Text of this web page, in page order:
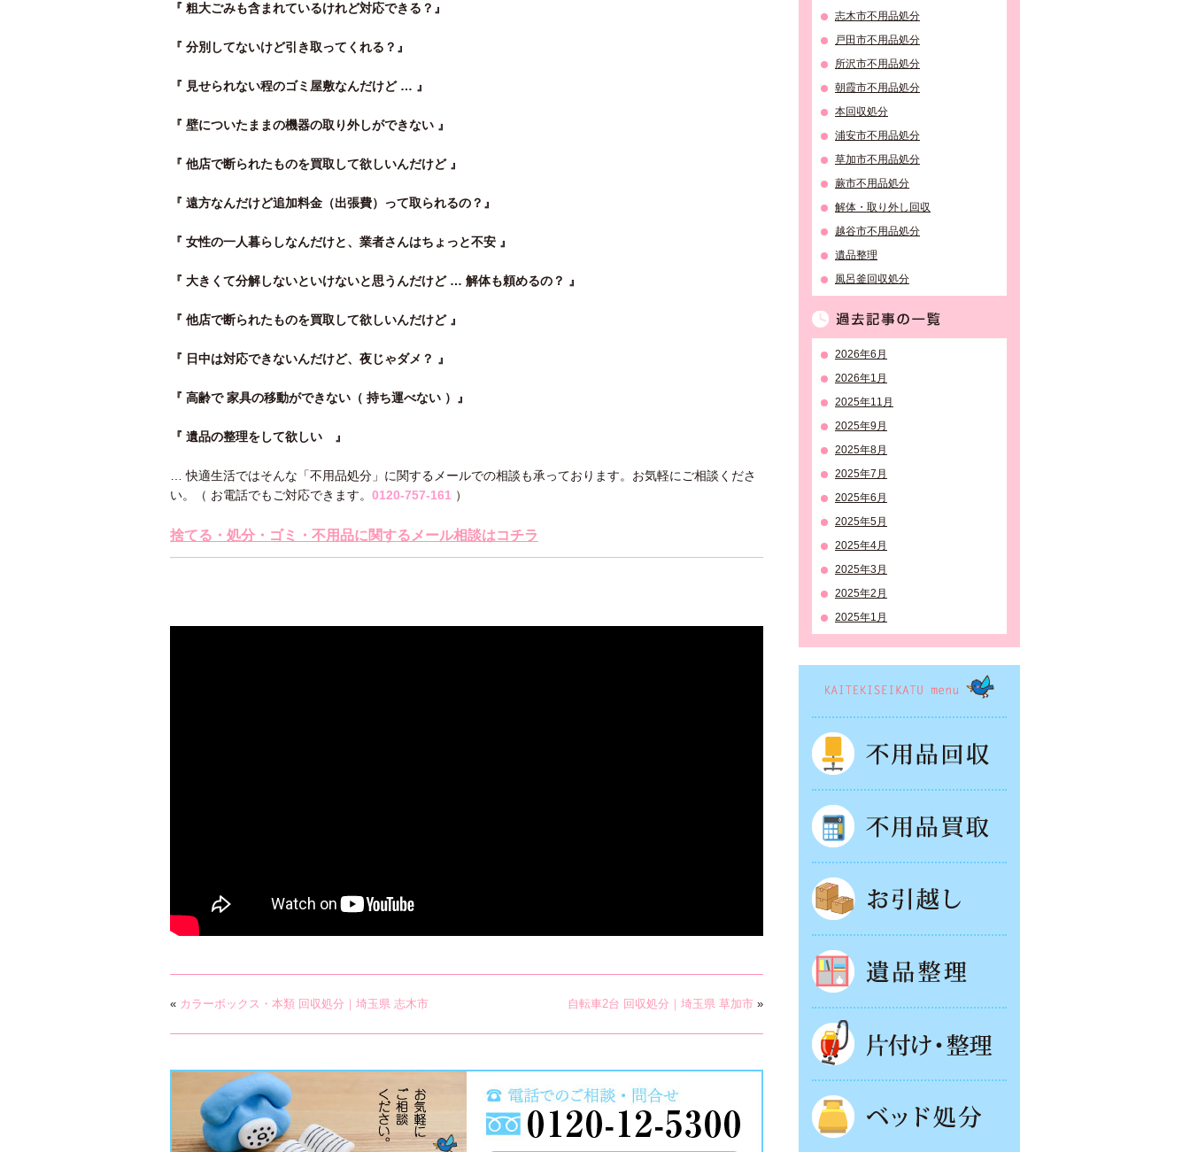
『 粗大ごみも含まれているけれど対応できる？』
『 分別してないけど引き取ってくれる？』
『 見せられない程のゴミ屋敷なんだけど … 』
『 壁についたままの機器の取り外しができない 』
『 他店で断られたものを買取して欲しいんだけど 』
『 遠方なんだけど追加料金（出張費）って取られるの？』
『 女性の一人暮らしなんだけと、業者さんはちょっと不安 』
『 大きくて分解しないといけないと思うんだけど … 解体も頼めるの？ 』
『 他店で断られたものを買取して欲しいんだけど 』
『 日中は対応できないんだけど、夜じゃダメ？ 』
『 高齢で 家具の移動ができない（ 持ち運べない ）』
『 遺品の整理をして欲しい 』
… 快適生活ではそんな「不用品処分」に関するメールでの相談も承っております。お気軽にご相談くださ
い。（ お電話でもご対応できます。 0120-757-161 ）
捨てる・処分・ゴミ・不用品に関するメール相談はコチラ
« カラーボックス・本類 回収処分｜埼玉県 志木市 自転車2台 回収処分｜埼玉県 草加市 »
志木市不用品処分
戸田市不用品処分
所沢市不用品処分
朝霞市不用品処分
本回収処分
浦安市不用品処分
草加市不用品処分
蕨市不用品処分
解体・取り外し回収
越谷市不用品処分
遺品整理
風呂釜回収処分
2026年6月
2026年1月
2025年11月
2025年9月
2025年8月
2025年7月
2025年6月
2025年5月
2025年4月
2025年3月
2025年2月
2025年1月